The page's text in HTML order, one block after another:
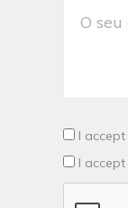
I accept
I accept